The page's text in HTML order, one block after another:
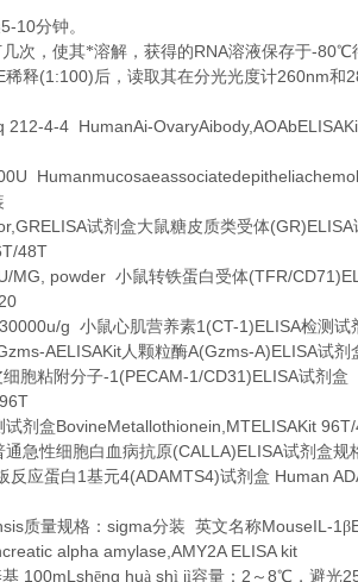
5-10分钟。
次，使其*溶解，获得的RNA溶液保存于-80℃
稀释(1:100)后，读取其在分光光度计260nm和
4-4 HumanAi-
试剂盒大鼠糖皮质类受体(GR)ELISA
48T
MG, powder 小鼠转铁蛋白受体(TFR/
20
30000u/g 小鼠心肌营养素1(CT-1)ELISA检测试
AELISAKit人颗粒酶A(Gzms-A)ELISA试剂
细胞粘附分子-1(PECAM-1/CD31)ELISA试剂盒
试剂盒BovineMetallothionein,MTELISAKit
通急性细胞白血病抗原(CALLA)ELISA试剂盒规
反应蛋白 1 基元4(ADAMTS4)试剂盒 Human
质量规格： sigma分装 英文名称MouseIL-1 β
alpha amylase,AMY2A ELISA kit
100mLshēng huà shì jì容量： 2 ～ 8℃，避光